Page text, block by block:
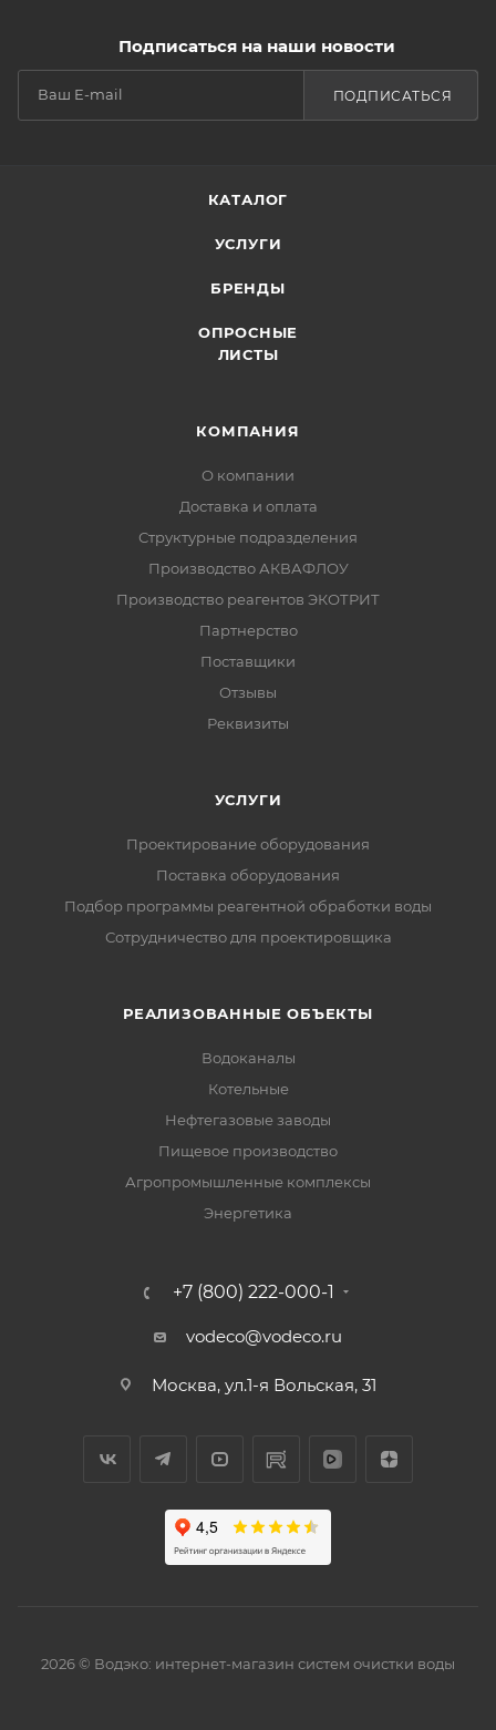
Подписаться на наши новости
ПОДПИСАТЬСЯ
КАТАЛОГ
УСЛУГИ
БРЕНДЫ
ОПРОСНЫЕ
ЛИСТЫ
КОМПАНИЯ
О компании
Доставка и оплата
Структурные подразделения
Производство АКВАФЛОУ
Производство реагентов ЭКОТРИТ
Партнерство
Поставщики
Отзывы
Реквизиты
УСЛУГИ
Проектирование оборудования
Поставка оборудования
Подбор программы реагентной обработки воды
Сотрудничество для проектировщика
РЕАЛИЗОВАННЫЕ ОБЪЕКТЫ
Водоканалы
Котельные
Нефтегазовые заводы
Пищевое производство
Агропромышленные комплексы
Энергетика
+7 (800) 222-000-1
vodeco@vodeco.ru
Москва, ул.1-я Вольская, 31
2026 © Водэко: интернет-магазин систем очистки воды